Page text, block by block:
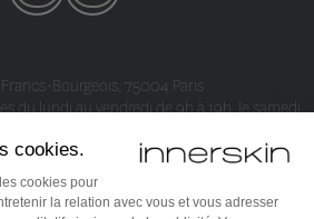
Bourgeois, 75004 Paris
du lundi au vendredi de 9h à 19h, le samedi
14h au
souhaitez rejoindre notre groupe ? Cliquez
pour en savoir plus